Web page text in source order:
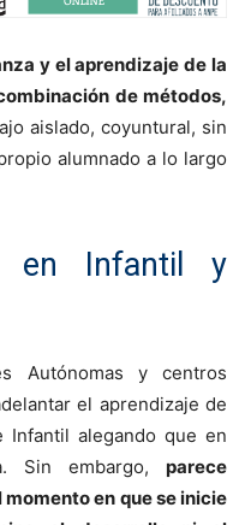
y el aprendizaje de la
de métodos,
aislado, coyuntural, sin
alumnado a lo largo
en Infantil y
Autónomas y centros
el aprendizaje de
Infantil alegando que en
Sin embargo, parece
en que se inicie